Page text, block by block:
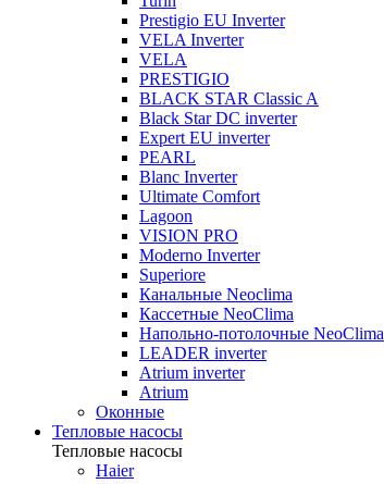
Prestigio EU Inverter
VELA Inverter
VELA
PRESTIGIO
BLACK STAR Classic A
Black Star DC inverter
Expert EU inverter
PEARL
Blanc Inverter
Ultimate Comfort
Lagoon
VISION PRO
Moderno Inverter
Superiore
Канальные Neoclima
Кассетные NeoClima
Напольно-потолочные NeoClima
LEADER inverter
Atrium inverter
Atrium
Оконные
Тепловые насосы
Тепловые насосы
Haier